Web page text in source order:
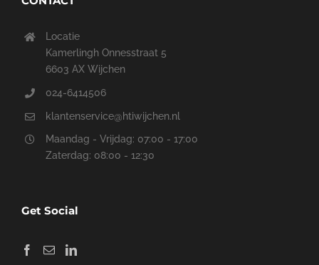
Locatie
Kamerlingh Onnesstraat 5
6603 AX Wijchen
024-6414506
klantenservice@htiwijchen.nl
Maandag - Vrijdag: 07:00 - 17:00
Zaterdag: 08:00 - 12:30
Get Social